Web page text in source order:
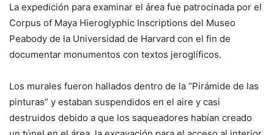
La expedición para examinar el área fue patrocinada por el
Corpus of Maya Hieroglyphic Inscriptions del Museo
Peabody de la Universidad de Harvard con el fin de
documentar monumentos con textos jeroglíficos.
Los murales fueron hallados dentro de la “Pirámide de las
pinturas” y estaban suspendidos en el aire y casi
destruidos debido a que los saqueadores habían creado